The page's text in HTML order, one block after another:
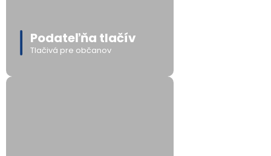
Podateľňa tlačív
Tlačivá pre občanov